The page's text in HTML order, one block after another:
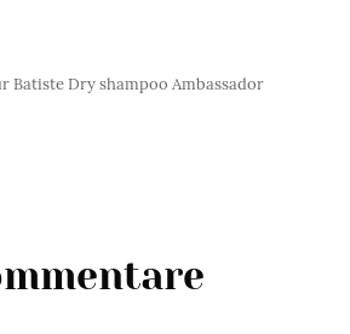
Batiste Dry shampoo Ambassador